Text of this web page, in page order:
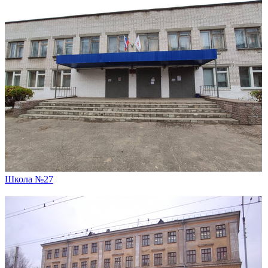
Школа №27